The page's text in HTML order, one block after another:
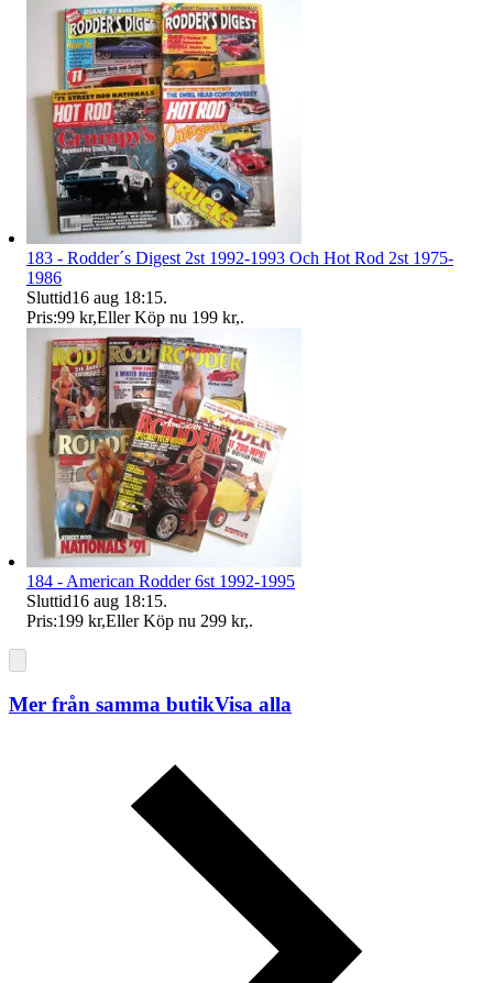
183 - Rodder´s Digest 2st 1992-1993 Och Hot Rod 2st 1975-
1986
Sluttid16 aug 18:15.
Pris:99 kr,Eller Köp nu 199 kr,.
184 - American Rodder 6st 1992-1995
Sluttid16 aug 18:15.
Pris:199 kr,Eller Köp nu 299 kr,.
Mer från samma butikVisa alla